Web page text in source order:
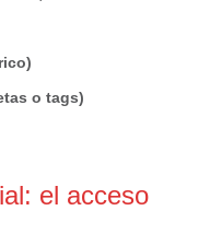
o tags)
el acceso